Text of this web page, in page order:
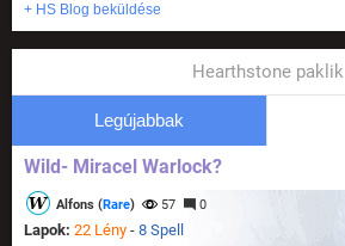
+ HS Blog beküldése
Hearthstone paklik
Legújabbak
Wild- Miracel Warlock?
Alfons (Rare) 57 0
Lapok: 22 Lény - 8 Spell